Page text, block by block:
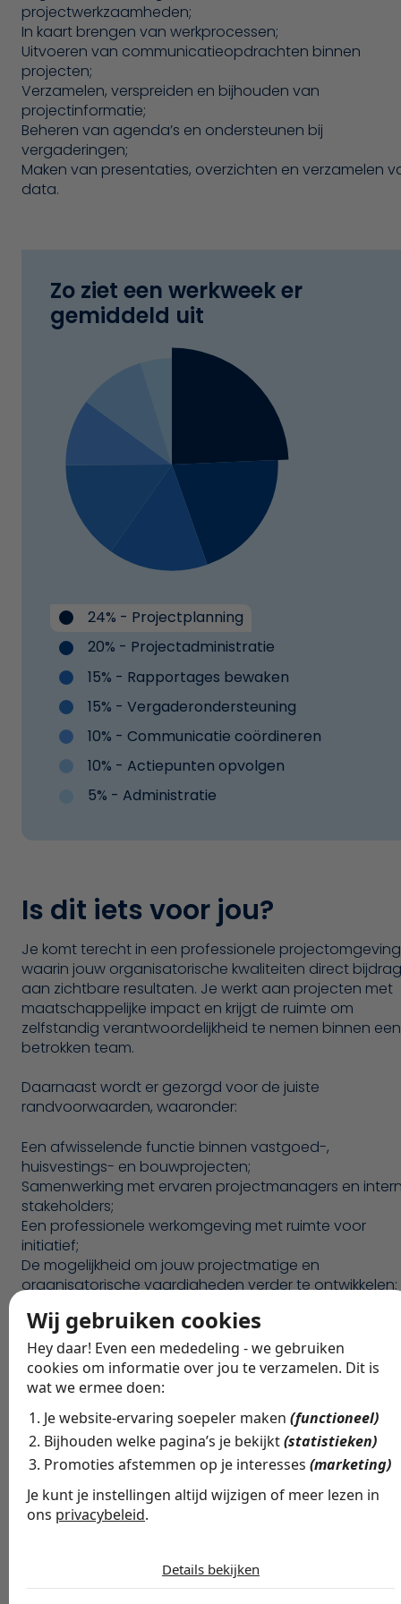
Wij gebruiken cookies
Hey daar! Even een mededeling - we gebruiken
cookies om informatie over jou te verzamelen. Dit is
wat we ermee doen:
Je website-ervaring soepeler maken(functioneel)
Bijhouden welke pagina’s je bekijkt(statistieken)
Promoties afstemmen op je interesses(marketing)
Je kunt je instellingen altijd wijzigen of meer lezen in
ons privacybeleid.
Noodzakelijk
Details bekijken
projectwerkzaamheden;
In kaart brengen van werkprocessen;
Uitvoeren van communicatieopdrachten binnen
projecten;
Verzamelen, verspreiden en bijhouden van
projectinformatie;
Beheren van agenda’s en ondersteunen bij
vergaderingen;
Maken van presentaties, overzichten en verzamelen
data.
Zo ziet een werkweek er
gemiddeld uit
24% - Projectplanning
20% - Projectadministratie
15% - Rapportages bewaken
15% - Vergaderondersteuning
10% - Communicatie coördineren
10% - Actiepunten opvolgen
5% - Administratie
Is dit iets voor jou?
Je komt terecht in een professionele projectomgeving
waarin jouw organisatorische kwaliteiten direct
aan zichtbare resultaten. Je werkt aan projecten met
maatschappelijke impact en krijgt de ruimte om
zelfstandig verantwoordelijkheid te nemen binnen een
betrokken team.
Daarnaast wordt er gezorgd voor de juiste
randvoorwaarden, waaronder:
Een afwisselende functie binnen vastgoed-,
huisvestings- en bouwprojecten;
Samenwerking met ervaren projectmanagers en
stakeholders;
Een professionele werkomgeving met ruimte voor
initiatief;
De mogelijkheid om jouw projectmatige en
organisatorische vaardigheden verder te ontwikkelen;
voortgang centraal staan.
Enthousiast geworden? Solliciteer direct via ONTAPE,
nemen we graag contact met je op.
Contacteer verantwoordelijke
Vragen over deze vacature?
Ik help je graag verder!
Mail Bas Bel ons